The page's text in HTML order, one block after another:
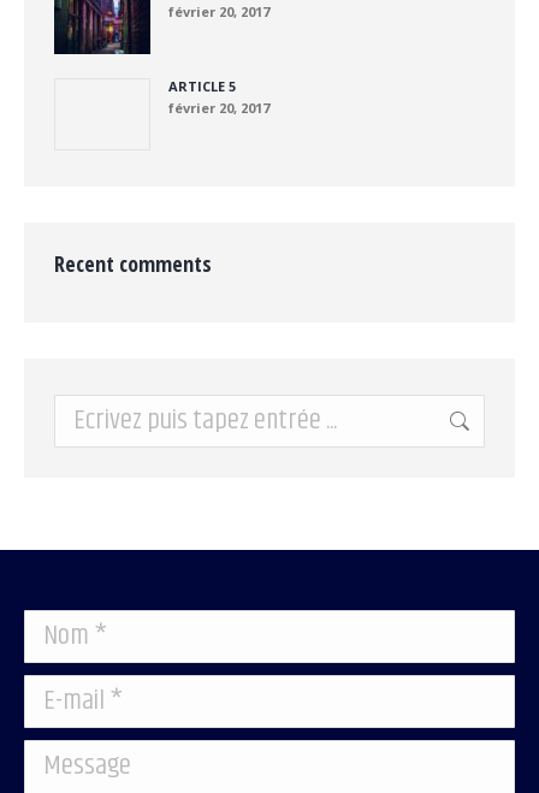
février 20, 2017
ARTICLE 5
février 20, 2017
Recent comments
Recherche